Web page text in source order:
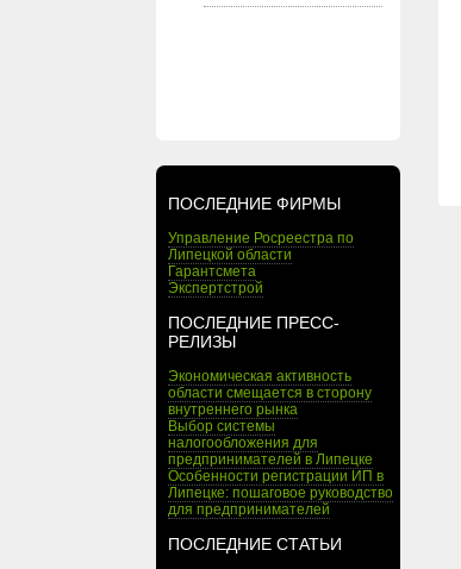
ПОСЛЕДНИЕ ФИРМЫ
Управление Росреестра по
Липецкой области
Гарантсмета
Экспертстрой
ПОСЛЕДНИЕ ПРЕСС-
РЕЛИЗЫ
Экономическая активность
области смещается в сторону
внутреннего рынка
Выбор системы
налогообложения для
предпринимателей в Липецке
Особенности регистрации ИП в
Липецке: пошаговое руководство
для предпринимателей
ПОСЛЕДНИЕ СТАТЬИ